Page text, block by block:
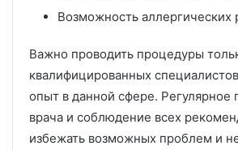
Возможность аллергических
Важно проводить процедуры
квалифицированных
опыт в данной сфере. Регулярное
врача и соблюдение всех
избежать возможных проблем и